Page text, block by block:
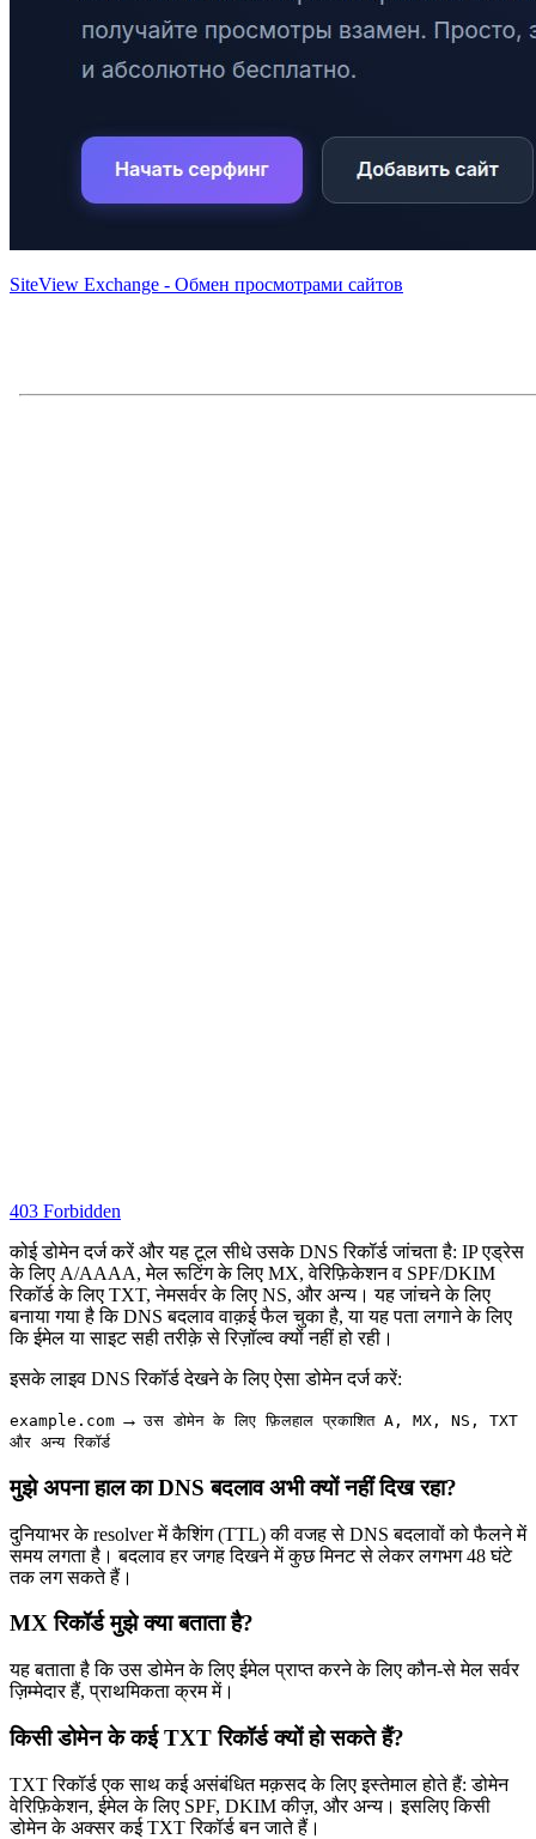
SiteView Exchange - Обмен просмотрами сайтов
403 Forbidden
कोई डोमेन दर्ज करें और यह टूल सीधे उसके DNS रिकॉर्ड जांचता है: IP एड्रेस
के लिए A/AAAA, मेल रूटिंग के लिए MX, वेरिफ़िकेशन व SPF/DKIM
रिकॉर्ड के लिए TXT, नेमसर्वर के लिए NS, और अन्य। यह जांचने के लिए
बनाया गया है कि DNS बदलाव वाक़ई फैल चुका है, या यह पता लगाने के लिए
कि ईमेल या साइट सही तरीक़े से रिज़ॉल्व क्यों नहीं हो रही।
इसके लाइव DNS रिकॉर्ड देखने के लिए ऐसा डोमेन दर्ज करें:
example.com → उस डोमेन के लिए फ़िलहाल प्रकाशित A, MX, NS, TXT
और अन्य रिकॉर्ड
मुझे अपना हाल का DNS बदलाव अभी क्यों नहीं दिख रहा?
दुनियाभर के resolver में कैशिंग (TTL) की वजह से DNS बदलावों को फैलने में
समय लगता है। बदलाव हर जगह दिखने में कुछ मिनट से लेकर लगभग 48 घंटे
तक लग सकते हैं।
MX रिकॉर्ड मुझे क्या बताता है?
यह बताता है कि उस डोमेन के लिए ईमेल प्राप्त करने के लिए कौन-से मेल सर्वर
ज़िम्मेदार हैं, प्राथमिकता क्रम में।
किसी डोमेन के कई TXT रिकॉर्ड क्यों हो सकते हैं?
TXT रिकॉर्ड एक साथ कई असंबंधित मक़सद के लिए इस्तेमाल होते हैं: डोमेन
वेरिफ़िकेशन, ईमेल के लिए SPF, DKIM कीज़, और अन्य। इसलिए किसी
डोमेन के अक्सर कई TXT रिकॉर्ड बन जाते हैं।